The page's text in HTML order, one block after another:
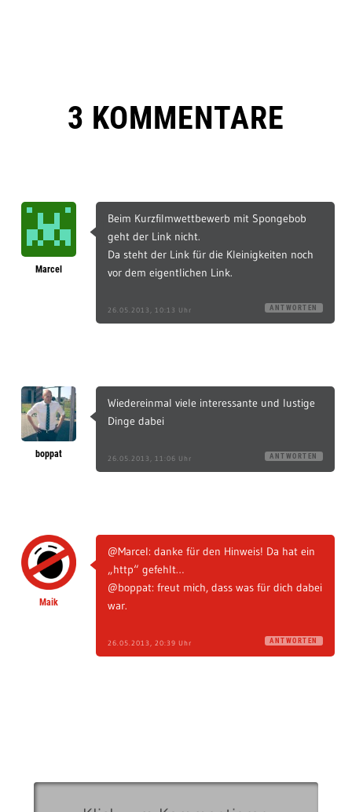
3 KOMMENTARE
Marcel
Beim Kurzfilmwettbewerb mit Spongebob
geht der Link nicht.
Da steht der Link für die Kleinigkeiten noch
vor dem eigentlichen Link.
26.05.2013, 10:13 Uhr ANTWORTEN
boppat
Wiedereinmal viele interessante und lustige
Dinge dabei
26.05.2013, 11:06 Uhr ANTWORTEN
Maik
@Marcel: danke für den Hinweis! Da hat ein
„http“ gefehlt…
@boppat: freut mich, dass was für dich dabei
war.
26.05.2013, 20:39 Uhr ANTWORTEN